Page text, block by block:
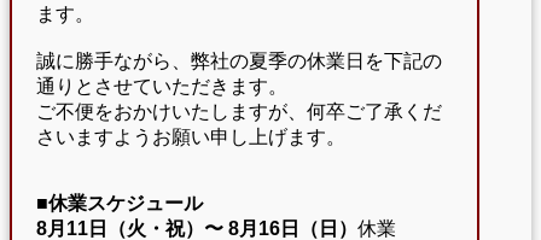
ます。
誠に勝手ながら、弊社の夏季の休業日を下記の
通りとさせていただきます。
ご不便をおかけいたしますが、何卒ご了承くだ
さいますようお願い申し上げます。
■休業スケジュール
8月11日（火・祝）〜 8月16日（日） 休業